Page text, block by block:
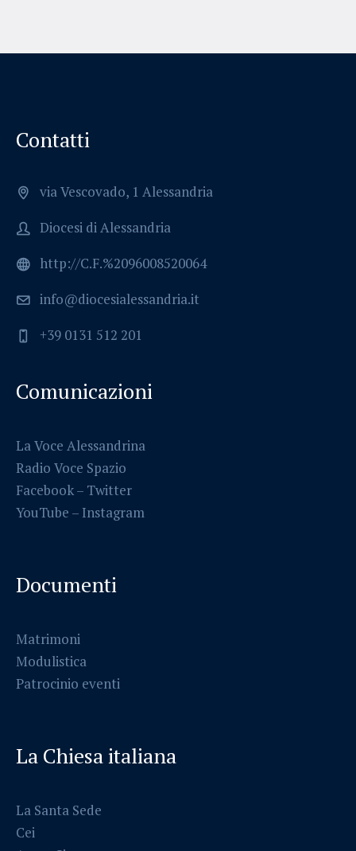
Contatti
via Vescovado, 1 Alessandria
Diocesi di Alessandria
http://C.F.%2096008520064
info@diocesialessandria.it
+39 0131 512 201
Comunicazioni
La Voce Alessandrina
Radio Voce Spazio
Facebook– Twitter
YouTube – Instagram
Documenti
Matrimoni
Modulistica
Patrocinio eventi
La Chiesa italiana
La Santa Sede
Cei